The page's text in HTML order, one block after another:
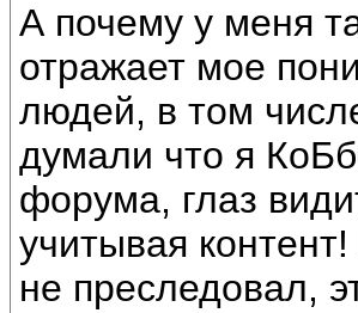
А почему у меня
отражает мое
людей, в том
думали что я
форума, глаз
учитывая
не преследовал,